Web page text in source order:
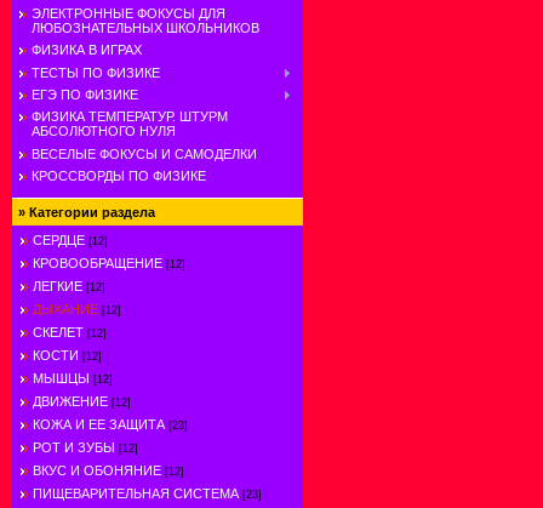
ЭЛЕКТРОННЫЕ ФОКУСЫ ДЛЯ
ЛЮБОЗНАТЕЛЬНЫХ ШКОЛЬНИКОВ
ФИЗИКА В ИГРАХ
ТЕСТЫ ПО ФИЗИКЕ
ЕГЭ ПО ФИЗИКЕ
ФИЗИКА ТЕМПЕРАТУР. ШТУРМ
АБСОЛЮТНОГО НУЛЯ
ВЕСЕЛЫЕ ФОКУСЫ И САМОДЕЛКИ
КРОССВОРДЫ ПО ФИЗИКЕ
» Категории раздела
СЕРДЦЕ [12]
КРОВООБРАЩЕНИЕ [12]
ЛЕГКИЕ [12]
ДЫХАНИЕ [12]
СКЕЛЕТ [12]
КОСТИ [12]
МЫШЦЫ [12]
ДВИЖЕНИЕ [12]
КОЖА И ЕЕ ЗАЩИТА [23]
РОТ И ЗУБЫ [12]
ВКУС И ОБОНЯНИЕ [12]
ПИЩЕВАРИТЕЛЬНАЯ СИСТЕМА [23]